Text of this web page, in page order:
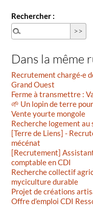
Rechercher :
Dans la même
Recrutement chargé·e
Grand Ouest
Ferme à transmettre :
🌱 Un lopin de terre
Vente yourte mongole
Recherche logement au
[Terre de Liens] -
mécénat
[Recrutement]
comptable en CDI
Recherche collectif
myciculture durable
Projet de créations
Offre d’emploi CDI